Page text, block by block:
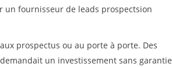
fournisseur de leads prospectsion
prospectus ou au porte à porte. Des
un investissement sans garantie